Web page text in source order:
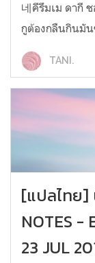
네คีรึมเม ดากี
กูต้องกลืนกินมัน
TANI.
[แปลไทย]
NOTES -
23 JUL